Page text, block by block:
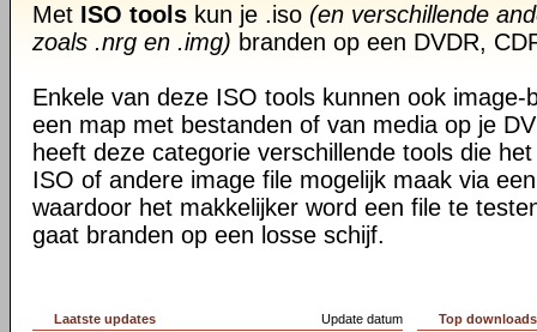
Met ISO tools kun je .iso (en verschillende
zoals .nrg en .img) branden op een DVDR,
Enkele van deze ISO tools kunnen ook image-
een map met bestanden of van media op je
heeft deze categorie verschillende tools die
ISO of andere image file mogelijk maak via
waardoor het makkelijker word een file te
gaat branden op een losse schijf.
Update datum
Laatste updates
Top downloads